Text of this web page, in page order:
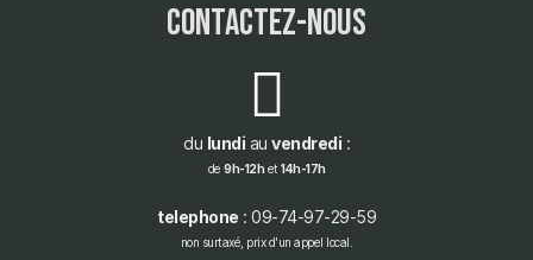
contactez-nous
du lundi au vendredi :
de 9h-12het 14h-17h
telephone : 09-74-97-29-59
non surtaxé, prix d'un appel local.